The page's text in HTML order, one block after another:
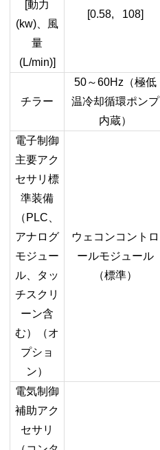
[動力
(kw)、風
量
(L/min)]
[0.58, 108]
チラー
50～60Hz（極低
温冷却循環ポンプ
内蔵）
電子制御
主要アク
セサリ標
準装備
（ PLC、
アナログ
モジュー
ル、タッ
チスクリ
ーン含
む）（オ
プショ
ン）
ウェコンコントロ
ールモジュール
（標準）
電気制御
補助アク
セサリ